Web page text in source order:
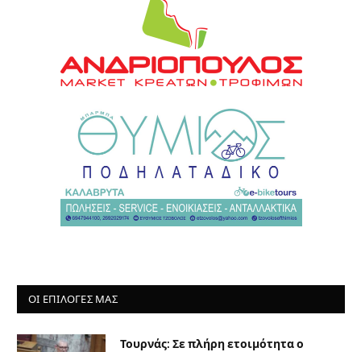
ΟΙ ΕΠΙΛΟΓΈΣ ΜΑΣ
Τουρνάς: Σε πλήρη ετοιμότητα ο